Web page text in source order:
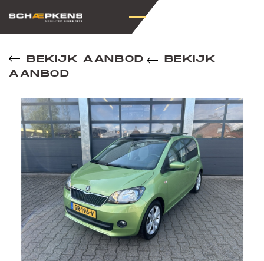
BEKIJK AANBOD
BEKIJK
AANBOD